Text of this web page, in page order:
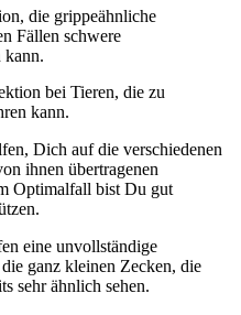
die grippeähnliche
Fällen schwere
kann.
bei Tieren, die zu
kann.
Dich auf die verschiedenen
ihnen übertragenen
Optimalfall bist Du gut
eine unvollständige
ganz kleinen Zecken, die
sehr ähnlich sehen.